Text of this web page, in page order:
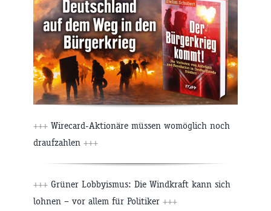
+++ Wirecard-Aktionäre müssen womöglich noch
draufzahlen +++
+++ Grüner Lobbyismus: Die Windkraft kann sich
lohnen – vor allem für Politiker +++